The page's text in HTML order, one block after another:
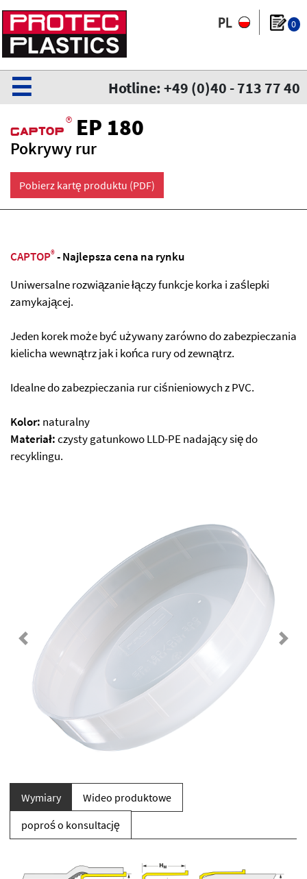
0
Hotline: +49 (0)40 - 713 77 40
☰
CaPtoP ® EP 180
Pokrywy rur
Pobierz kartę produktu (PDF)
CAPTOP®- Najlepsza cena na rynku
Uniwersalne rozwiązanie łączy funkcje korka i zaślepki
zamykającej.
Jeden korek może być używany zarówno do zabezpieczania
kielicha wewnątrz jak i końca rury od zewnątrz.
Idealne do zabezpieczania rur ciśnieniowych z PVC.
Kolor: naturalny
Materiał:czysty gatunkowo LLD-PE nadający się do
recyklingu.
Previous Next
Wymiary
Wideo produktowe
poproś o konsultację